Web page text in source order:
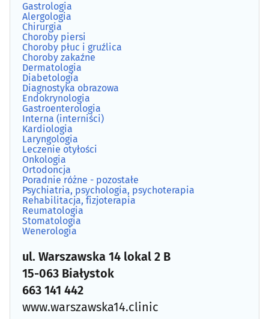
Chirurgia(47)
Chirurgia dziecięca(4)
Chirurgia plastyczna(3)
Choroby piersi(6)
Choroby płuc i gruźlica
Choroby zakaźne(5)
Dermatologia(25)
Diabetologia(11)
Diagnostyka obrazowa (23)
Gastrologia
Alergologia
Chirurgia
Choroby piersi
Choroby płuc i gruźlica
Choroby zakaźne
Dermatologia
Diabetologia
Diagnostyka obrazowa
Endokrynologia
Gastroenterologia
Interna (interniści)
Kardiologia
Laryngologia
Leczenie otyłości
Onkologia
Ortodoncja
Poradnie różne - pozostałe
Psychiatria, psychologia, psychoterapia
Rehabilitacja, fizjoterapia
Reumatologia
Stomatologia
Wenerologia
ul. Warszawska 14 lokal 2 B
15-063 Białystok
663 141 442
www.warszawska14.clinic